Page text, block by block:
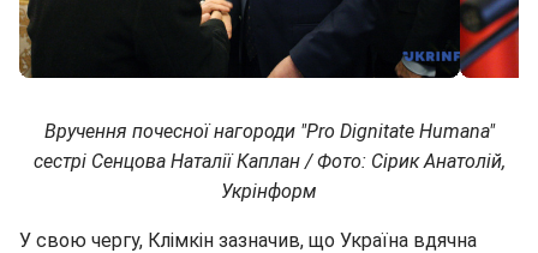
Вручення почесної нагороди "Pro Dignitate Humana"
сестрі Сенцова Наталії Каплан / Фото: Сірик Анатолій,
Укрінформ
У свою чергу, Клімкін зазначив, що Україна вдячна